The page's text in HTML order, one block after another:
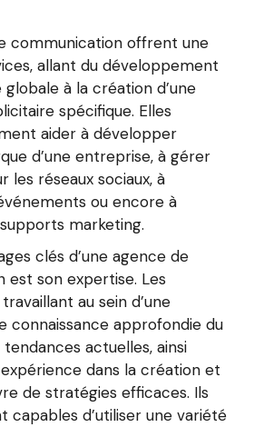
communication offrent une
allant du développement
globale à la création d’une
spécifique. Elles
aider à développer
d’une entreprise, à gérer
les réseaux sociaux, à
ou encore à
marketing.
clés d’une agence de
est son expertise. Les
au sein d’une
connaissance approfondie du
actuelles, ainsi
expérience dans la création et
de stratégies efficaces. Ils
capables d’utiliser une variété